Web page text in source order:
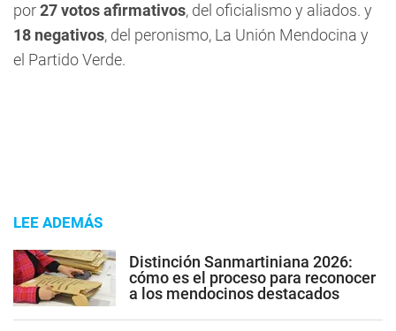
por27 votos afirmativos, del oficialismo y aliados. y
18 negativos, del peronismo, La Unión Mendocina y
el Partido Verde.
LEE ADEMÁS
Distinción Sanmartiniana 2026:
cómo es el proceso para reconocer
a los mendocinos destacados